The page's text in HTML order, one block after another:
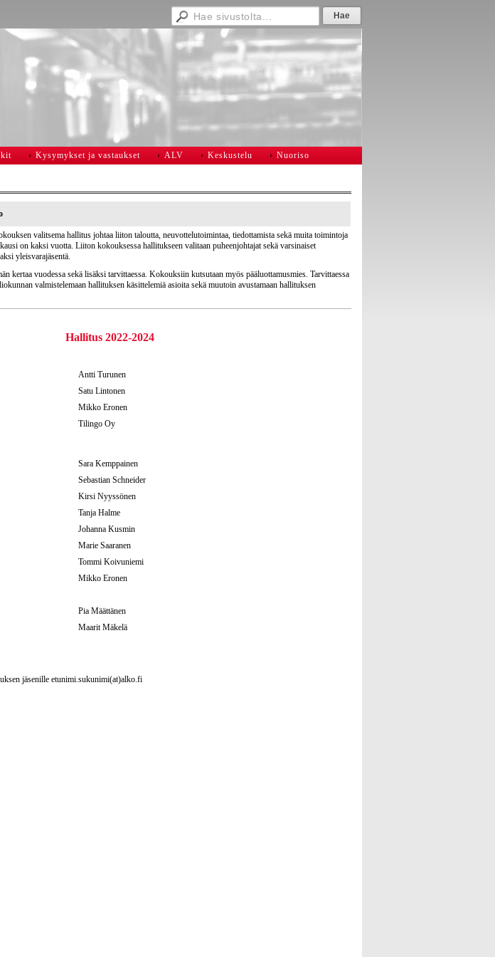
Kysymykset ja vastaukset ALV Keskustelu Nuoriso
valitsema hallitus johtaa liiton taloutta, neuvottelutoimintaa, tiedottamista sekä muita toimintoja
on kaksi vuotta. Liiton kokouksessa hallitukseen valitaan puheenjohtajat sekä varsinaiset
yleisvarajäsentä.
kertaa vuodessa sekä lisäksi tarvittaessa. Kokouksiin kutsutaan myös pääluottamusmies. Tarvittaessa
valmistelemaan hallituksen käsittelemiä asioita sekä muutoin avustamaan hallituksen
Hallitus 2022-2024
Antti Turunen
Satu Lintonen
Mikko Eronen
Tilingo Oy
Sara Kemppainen
Sebastian Schneider
Kirsi Nyyssönen
Tanja Halme
Johanna Kusmin
Marie Saaranen
Tommi Koivuniemi
Mikko Eronen
Pia Määttänen
Maarit Mäkelä
jäsenille etunimi.sukunimi(at)alko.fi